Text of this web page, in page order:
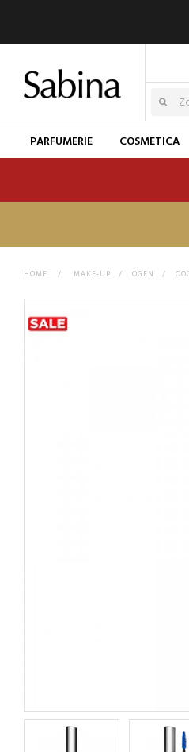
PARFUMERIE COSMETICA
HOME > MAKE-UP > OGEN >